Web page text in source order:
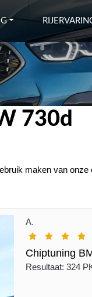
730d
maken van
A.
Chiptuning
Resultaat: 324